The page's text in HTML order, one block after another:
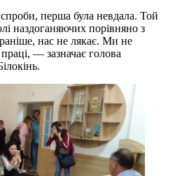
перша була невдала. Той
наздоганяючих порівняно з
нас не лякає. Ми не
— зазначає голова